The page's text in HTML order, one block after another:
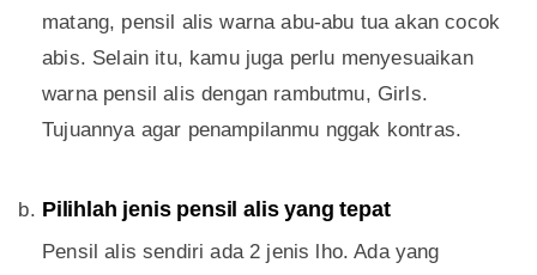
matang, pensil alis warna abu-abu tua akan cocok
abis. Selain itu, kamu juga perlu menyesuaikan
warna pensil alis dengan rambutmu, Girls.
Tujuannya agar penampilanmu nggak kontras.
Pilihlah jenis pensil alis yang tepat
Pensil alis sendiri ada 2 jenis lho. Ada yang